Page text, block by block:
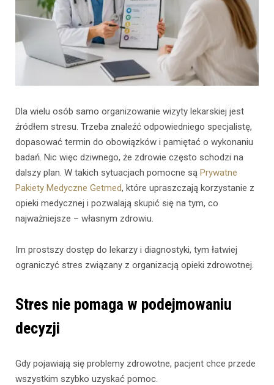
Dla wielu osób samo organizowanie wizyty lekarskiej jest
źródłem stresu. Trzeba znaleźć odpowiedniego specjalistę,
dopasować termin do obowiązków i pamiętać o wykonaniu
badań. Nic więc dziwnego, że zdrowie często schodzi na
dalszy plan. W takich sytuacjach pomocne są Prywatne
Pakiety Medyczne Getmed, które upraszczają korzystanie z
opieki medycznej i pozwalają skupić się na tym, co
najważniejsze – własnym zdrowiu.
Im prostszy dostęp do lekarzy i diagnostyki, tym łatwiej
ograniczyć stres związany z organizacją opieki zdrowotnej.
Stres nie pomaga w podejmowaniu
decyzji
Gdy pojawiają się problemy zdrowotne, pacjent chce przede
wszystkim szybko uzyskać pomoc.